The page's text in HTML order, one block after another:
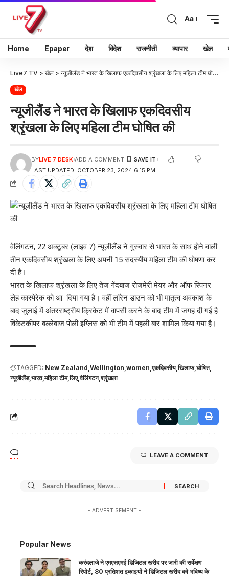
Aa
Home Epaper देश विदेश राजनीती व्यापार खेल
Live7 TV > खेल > न्यूजीलैंड ने भारत के खिलाफ एकदिवसीय श्रृंखला के लिए महिला टीम घोषित की
खेल
न्यूजीलैंड ने भारत के खिलाफ एकदिवसीय
श्रृंखला के लिए महिला टीम घोषित की
LAST UPDATED: OCTOBER 23, 2024 6:15 PM
BYLIVE 7 DESK ADD A COMMENT
वेलिंगटन, 22 अक्टूबर (लाइव 7) न्यूजीलैंड ने गुरुवार से भारत के साथ होने वाली
तीन एकदिवसीय श्रृंखला के लिए अपनी 15 सदस्यीय महिला टीम की घोषणा कर
दी है।
भारत के खिलाफ श्रृंखला के लिए तेज गेंदबाज रोजमेरी मेयर और ऑफ स्पिनर
लेह कास्पेरेक को आ दिया गया है। वहीं लॉरेन डाउन को भी मातृत्व अवकाश के
बाद जुलाई में अंतरराष्ट्रीय क्रिकेट में वापसी करने के बाद टीम में जगह दी गई है
विकेटकीपर बल्लेबाज पोली इंग्लिस को भी टीम में पहली बार शामिल किया गया है।
TAGGED: New Zealand Wellington women एकदिवसीय खिलाफ घोषित
न्यूजीलैंड भारत महिला टीम लिए वेलिंगटन श्रृंखला
LEAVE A COMMENT
- ADVERTISEMENT -
Popular News
करंदलाजे ने एमएसएमई डिजिटल खरीद पर जारी की सर्वेक्षण
रिपोर्ट, 80 प्रतिशत इकाइयों ने डिजिटल खरीद को भविष्य के